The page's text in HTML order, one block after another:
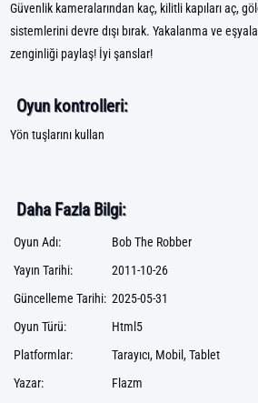
Güvenlik kameralarından kaç, kilitli kapıları aç,
sistemlerini devre dışı bırak. Yakalanma ve
zenginliği paylaş! İyi şanslar!
Oyun kontrolleri:
Yön tuşlarını kullan
Daha Fazla Bilgi:
Oyun Adı:
Bob The Robber
Yayın Tarihi:
2011-10-26
Güncelleme Tarihi: 2025-05-31
Oyun Türü:
Html5
Platformlar:
Tarayıcı, Mobil, Tablet
Yazar:
Flazm